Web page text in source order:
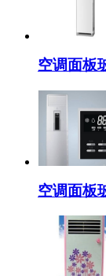
空调面板
空调面板